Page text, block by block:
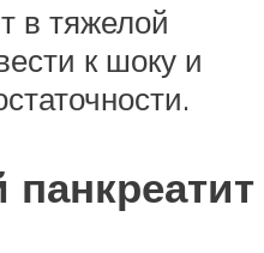
в тяжелой
к шоку и